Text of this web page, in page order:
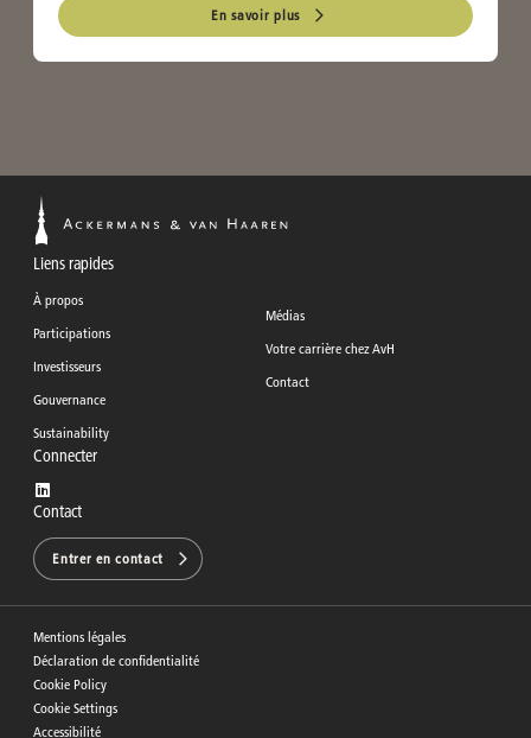
En savoir plus
Liens rapides
À propos
Participations
Investisseurs
Gouvernance
Sustainability
Médias
Votre carrière chez AvH
Contact
Connecter
Contact
Entrer en contact
Mentions légales
Déclaration de confidentialité
Cookie Policy
Cookie Settings
Accessibilité